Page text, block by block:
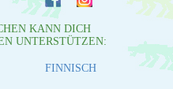
KANN DICH
UNTERSTÜTZEN:
FINNISCH